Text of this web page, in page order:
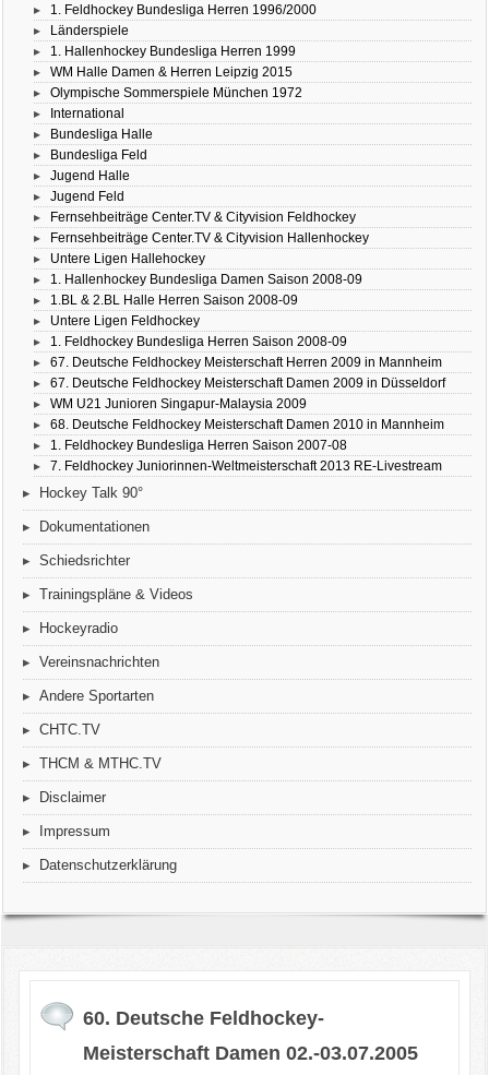
1. Feldhockey Bundesliga Herren 1996/2000
Länderspiele
1. Hallenhockey Bundesliga Herren 1999
WM Halle Damen & Herren Leipzig 2015
Olympische Sommerspiele München 1972
International
Bundesliga Halle
Bundesliga Feld
Jugend Halle
Jugend Feld
Fernsehbeiträge Center.TV & Cityvision Feldhockey
Fernsehbeiträge Center.TV & Cityvision Hallenhockey
Untere Ligen Hallehockey
1. Hallenhockey Bundesliga Damen Saison 2008-09
1.BL & 2.BL Halle Herren Saison 2008-09
Untere Ligen Feldhockey
1. Feldhockey Bundesliga Herren Saison 2008-09
67. Deutsche Feldhockey Meisterschaft Herren 2009 in Mannheim
67. Deutsche Feldhockey Meisterschaft Damen 2009 in Düsseldorf
WM U21 Junioren Singapur-Malaysia 2009
68. Deutsche Feldhockey Meisterschaft Damen 2010 in Mannheim
1. Feldhockey Bundesliga Herren Saison 2007-08
7. Feldhockey Juniorinnen-Weltmeisterschaft 2013 RE-Livestream
Hockey Talk 90°
Dokumentationen
Schiedsrichter
Trainingspläne & Videos
Hockeyradio
Vereinsnachrichten
Andere Sportarten
CHTC.TV
THCM & MTHC.TV
Disclaimer
Impressum
Datenschutzerklärung
60. Deutsche Feldhockey-
Meisterschaft Damen 02.-03.07.2005